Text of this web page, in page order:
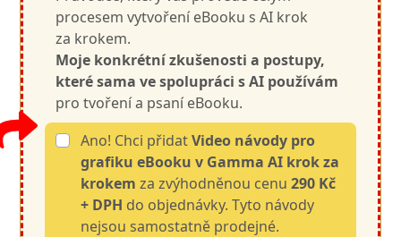
procesem vytvoření eBooku s AI krok
za krokem.
Moje konkrétní zkušenosti a postupy,
které sama ve spolupráci s AI používám
pro tvoření a psaní eBooku.
Ano! Chci přidatVideo návody pro
grafiku eBooku v Gamma AI krok za
krokem za zvýhodněnou cenu290 Kč
+ DPH do objednávky. Tyto návody
nejsou samostatně prodejné.